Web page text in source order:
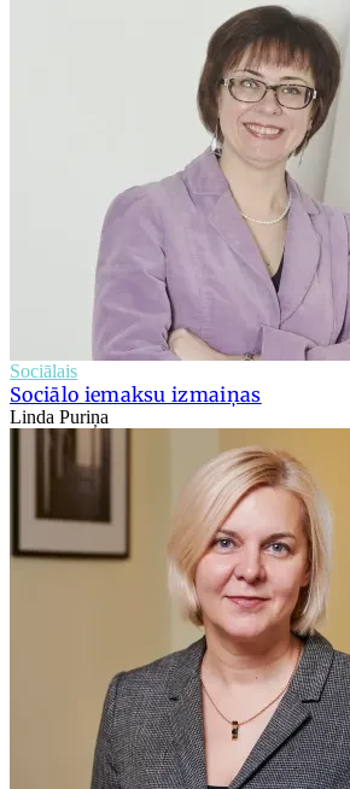
Sociālais
Sociālo iemaksu izmaiņas
Linda Puriņa